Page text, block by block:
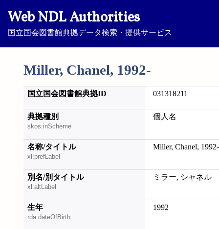
Web NDL Authorities
国立国会図書館典拠データ検索・提供サービス
Miller, Chanel, 1992-
国立国会図書館典拠ID 031318211
典拠種別
skos:inScheme
個人名
名称/タイトル
xl:prefLabel
Miller, Chanel, 1992-
別名/別タイトル
xl:altLabel
ミラー, シャネル
生年
rda:dateOfBirth
1992